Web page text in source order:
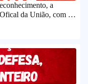
a
da União, com o